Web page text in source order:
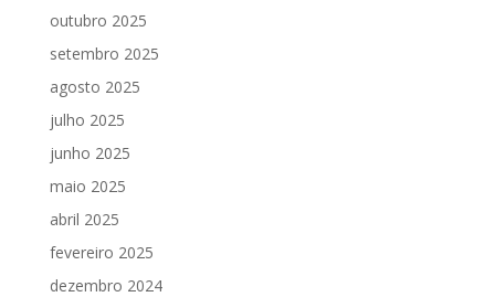
outubro 2025
setembro 2025
agosto 2025
julho 2025
junho 2025
maio 2025
abril 2025
fevereiro 2025
dezembro 2024